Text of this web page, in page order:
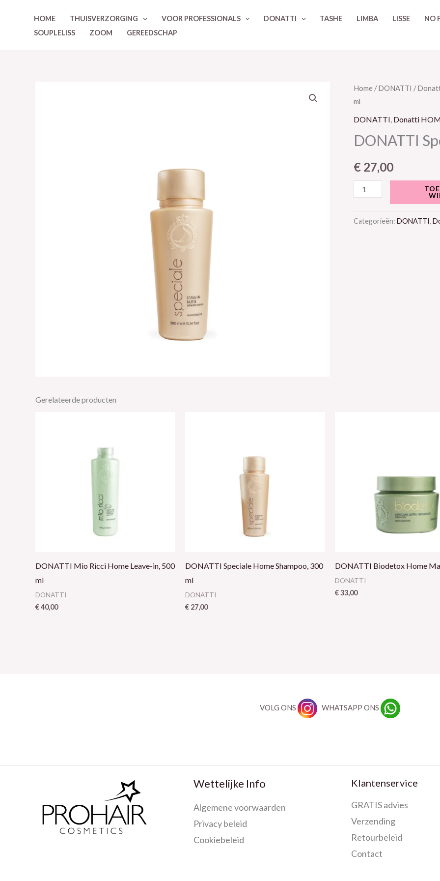
HOME THUISVERZORGING VOOR PROFESSIONALS DONATTI TASHE LIMBA LISSE
NO
SOUPLELISS
ZOOM GEREEDSCHAP
Home /DONATTI /
ml
DONATTI Donatti
DONATTI
€ 27,00
DONATTI
Speciale
Home
In,
ml
aantal
Categorieën: DONATTI,
Gerelateerde producten
DONATTI Mio Ricci Home Leave-in, 500
ml
DONATTI
€40,00
DONATTI Speciale Home Shampoo, 300
ml
DONATTI
€ 27,00
DONATTI Biodetox Home
DONATTI
€33,00
VOLG ONS WHATSAPP ONS
Wettelijke Info
Algemene voorwaarden
Privacy beleid
Cookiebeleid
Klantenservice
GRATIS advies
Verzending
Retourbeleid
Contact